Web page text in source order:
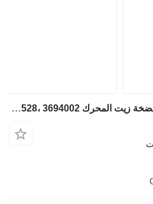
مضخة التزييت Hyundai مضخة زيت المحرك Robex R140lc-9a، R160lc-9a Zuac-00528، 3694002، لـ حفارة Hyundai Robex R140lc-9a, R160lc-9a